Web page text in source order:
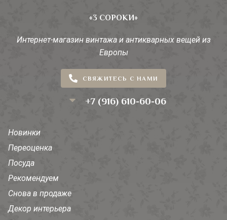
«3 СОРОКИ»
Интернет-магазин винтажа и антикварных вещей из
Европы
СВЯЖИТЕСЬ С НАМИ
+7 (916) 610-60-06
Новинки
Переоценка
Посуда
Рекомендуем
Снова в продаже
Декор интерьера